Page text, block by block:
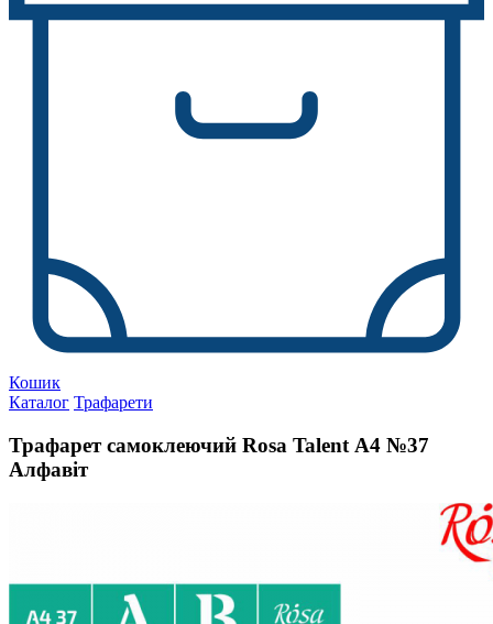
Кошик
Каталог Трафарети
Трафарет самоклеючий Rosa Talent А4 №37
Алфавіт